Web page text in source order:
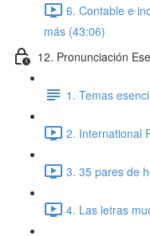
6. Contable e
más (43:06)
12. Pronunciación
1. Temas
2. International
3. 35 pares de
4. Las letras